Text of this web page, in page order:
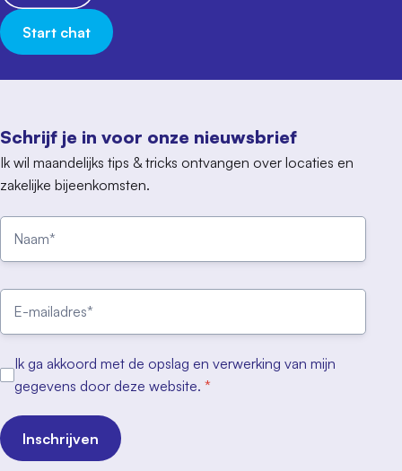
Schrijf je in voor onze nieuwsbrief
Ik wil maandelijks tips & tricks ontvangen over locaties en
zakelijke bijeenkomsten.
Ik ga akkoord met de opslag en verwerking van mijn
gegevens door deze website. *
Inschrijven
Start chat